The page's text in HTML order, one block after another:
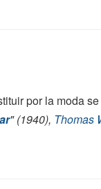
por la moda
" (1940), Thomas